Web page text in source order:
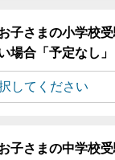
子さまの小学校
場合「予定なし
子さまの中学校